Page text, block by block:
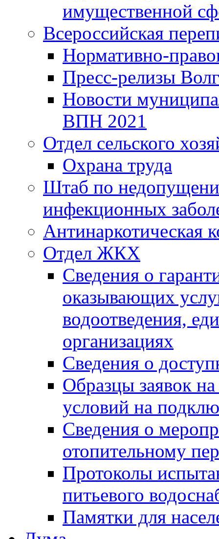
имущественной
Всероссийская
Нормативно-
Пресс-релизы
Новости
ВПН 2021
Отдел сельского
Охрана труда
Штаб по
инфекционных
Антинаркотическая
Отдел ЖКХ
Сведения о
оказывающих
водоотведения,
организациях
Сведения о
Образцы заявок
условий на
Сведения о
отопительному
Протоколы
питьевого
Памятки для